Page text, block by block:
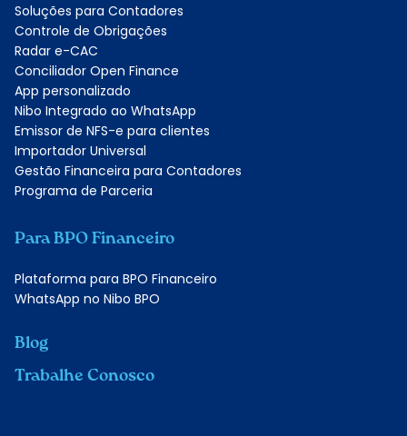
Soluções para Contadores
Controle de Obrigações
Radar e-CAC
Conciliador Open Finance
App personalizado
Nibo Integrado ao WhatsApp
Emissor de NFS-e para clientes
Importador Universal
Gestão Financeira para Contadores
Programa de Parceria
Para BPO Financeiro
Plataforma para BPO Financeiro
WhatsApp no Nibo BPO
Blog
Trabalhe Conosco